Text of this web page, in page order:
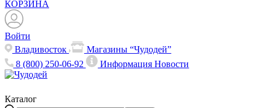
КОРЗИНА
Войти
Владивосток
Магазины “Чудодей”
8 (800) 250-06-92
ИнформацияНовости
Каталог